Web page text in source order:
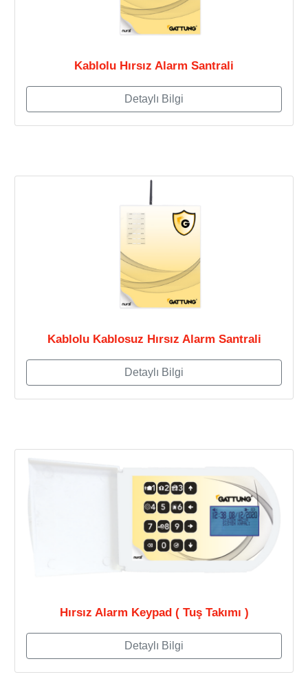
Kablolu Hırsız Alarm Santrali
Detaylı Bilgi
Kablolu Kablosuz Hırsız Alarm Santrali
Detaylı Bilgi
Hırsız Alarm Keypad ( Tuş Takımı )
Detaylı Bilgi